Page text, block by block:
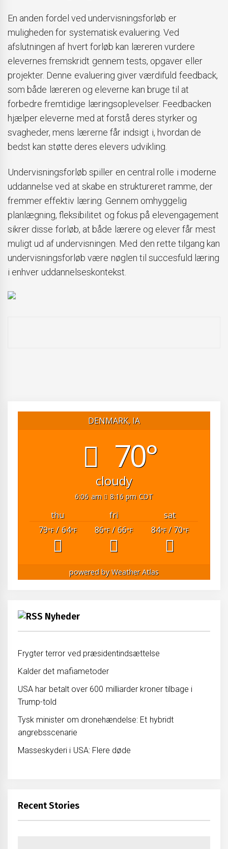
En anden fordel ved undervisningsforløb er
muligheden for systematisk evaluering. Ved
afslutningen af hvert forløb kan læreren vurdere
elevernes fremskridt gennem tests, opgaver eller
projekter. Denne evaluering giver værdifuld feedback,
som både læreren og eleverne kan bruge til at
forbedre fremtidige læringsoplevelser. Feedbacken
hjælper eleverne med at forstå deres styrker og
svagheder, mens lærerne får indsigt i, hvordan de
bedst kan støtte deres elevers udvikling.
Undervisningsforløb spiller en central rolle i moderne
uddannelse ved at skabe en struktureret ramme, der
fremmer effektiv læring. Gennem omhyggelig
planlægning, fleksibilitet og fokus på elevengagement
sikrer disse forløb, at både lærere og elever får mest
muligt ud af undervisningen. Med den rette tilgang kan
undervisningsforløb være nøglen til succesfuld læring
i enhver uddannelseskontekst.
DENMARK, IA
70°
cloudy
6:06 am 8:16 pm CDT
thu fri
sat
79°F/ 64°F 86°F/ 66°F 84°F/ 70°F
powered byWeather Atlas
Nyheder
Frygter terror ved præsidentindsættelse
Kalder det mafiametoder
USA har betalt over 600 milliarder kroner tilbage i
Trump-told
Tysk minister om dronehændelse: Et hybridt
angrebsscenarie
Masseskyderi i USA: Flere døde
Recent Stories